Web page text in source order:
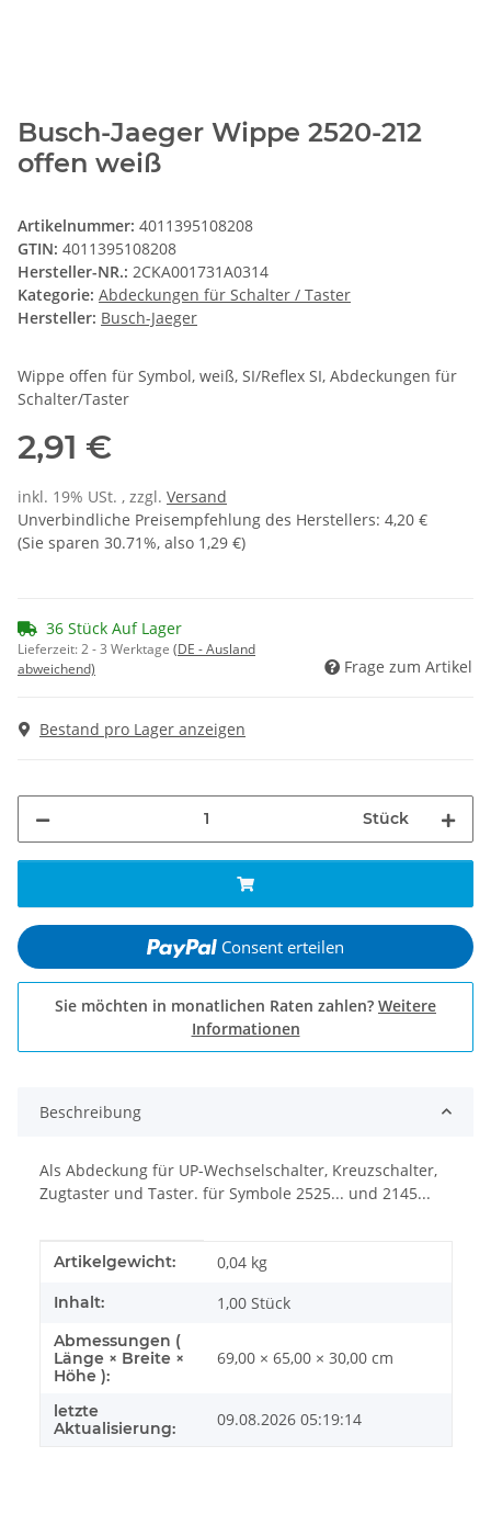
Busch-Jaeger Wippe 2520-212
offen weiß
Artikelnummer: 4011395108208
GTIN: 4011395108208
Hersteller-NR.: 2CKA001731A0314
Kategorie: Abdeckungen für Schalter / Taster
Hersteller: Busch-Jaeger
Wippe offen für Symbol, weiß, SI/Reflex SI, Abdeckungen für
Schalter/Taster
2,91 €
inkl. 19% USt. , zzgl. Versand
Unverbindliche Preisempfehlung des Herstellers: 4,20 €
(Sie sparen 30.71%, also 1,29 €)
36 Stück Auf Lager
Lieferzeit:2 - 3 Werktage (DE - Ausland
abweichend)
Frage zum Artikel
Bestand pro Lager anzeigen
Stück
Consent erteilen
Sie möchten in monatlichen Raten zahlen? Weitere
Informationen
Beschreibung
Als Abdeckung für UP-Wechselschalter, Kreuzschalter,
Zugtaster und Taster. für Symbole 2525... und 2145...
Produkteigenschaft
Wert
Artikelgewicht: 0,04 kg
Inhalt: 1,00 Stück
Abmessungen (
Länge × Breite ×
Höhe ):
69,00 × 65,00 × 30,00 cm
letzte
Aktualisierung:
09.08.2026 05:19:14